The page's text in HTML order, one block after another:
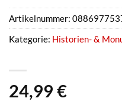
24,99 €
Artikelnummer:
Kategorie: Historien- &